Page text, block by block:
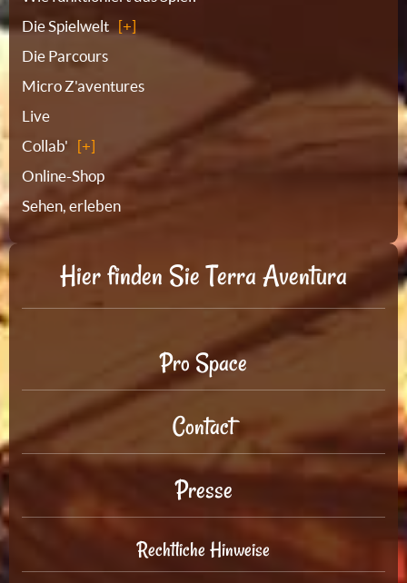
Die Spielwelt
Die Parcours
Micro Z'aventures
Live
Collab'
Online-Shop
Sehen, erleben
Hier finden Sie Terra Aventura
Pro Space
Contact
Presse
Rechtliche Hinweise